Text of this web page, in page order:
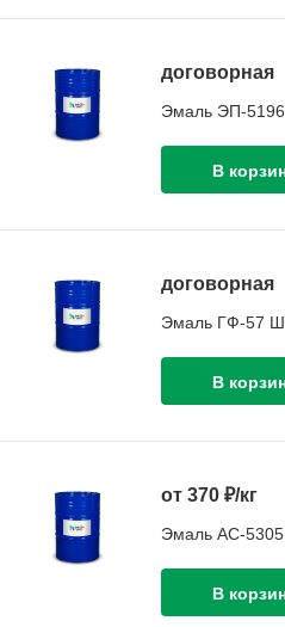
договорная
Эмаль ЭП-5196
договорная
Эмаль ГФ-57 Ш
от 370 ₽/кг
Эмаль АС-5305